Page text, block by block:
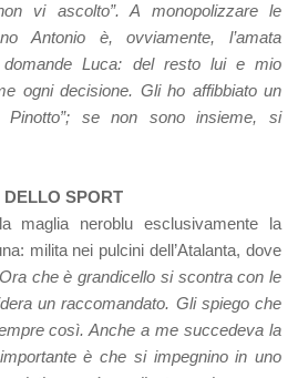
vi ascolto”. A monopolizzare le
Antonio è, ovviamente, l’amata
domande Luca: del resto lui e mio
ogni decisione. Gli ho affibbiato un
Pinotto”; se non sono insieme, si
SPORT
maglia neroblu esclusivamente la
milita nei pulcini dell’Atalanta, dove
che è grandicello si scontra con le
un raccomandato. Gli spiego che
così. Anche a me succedeva la
è che si impegnino in uno